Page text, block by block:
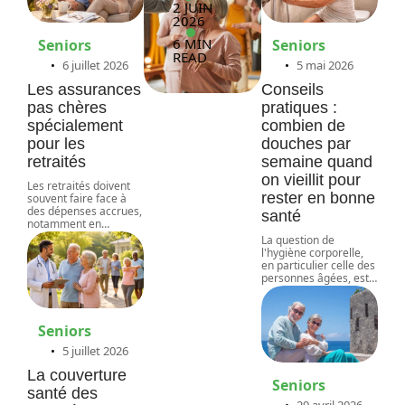
Seniors
6 juillet 2026
Les assurances
pas chères
spécialement
pour les
retraités
Les retraités doivent
souvent faire face à
des dépenses accrues,
notamment en…
Seniors
5 juillet 2026
La couverture
santé des
2 JUIN
2026
6 MIN
READ
Seniors
5 mai 2026
Conseils
pratiques :
combien de
douches par
semaine quand
on vieillit pour
rester en bonne
santé
La question de
l'hygiène corporelle,
en particulier celle des
personnes âgées, est…
Seniors